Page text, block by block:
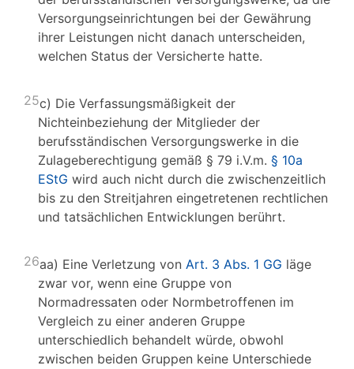
Versorgungseinrichtungen bei der Gewährung
ihrer Leistungen nicht danach unterscheiden,
welchen Status der Versicherte hatte.
25c) Die Verfassungsmäßigkeit der
Nichteinbeziehung der Mitglieder der
berufsständischen Versorgungswerke in die
Zulageberechtigung gemäß § 79 i.V.m. § 10a
EStG wird auch nicht durch die zwischenzeitlich
bis zu den Streitjahren eingetretenen rechtlichen
und tatsächlichen Entwicklungen berührt.
26aa) Eine Verletzung von Art. 3 Abs. 1 GG läge
zwar vor, wenn eine Gruppe von
Normadressaten oder Normbetroffenen im
Vergleich zu einer anderen Gruppe
unterschiedlich behandelt würde, obwohl
zwischen beiden Gruppen keine Unterschiede